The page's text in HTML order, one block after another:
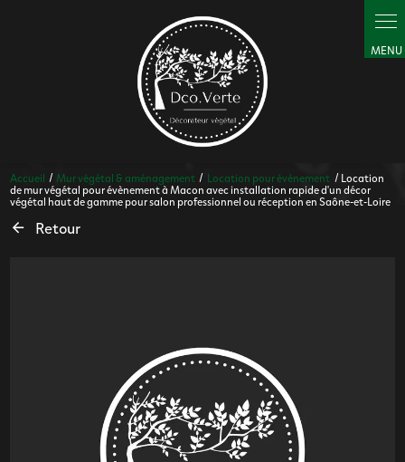
Accueil Mur végétal & aménagement Location pour évènement Location
de mur végétal pour évènement à Macon avec installation rapide d'un décor
végétal haut de gamme pour salon professionnel ou réception en Saône-et-Loire
Retour